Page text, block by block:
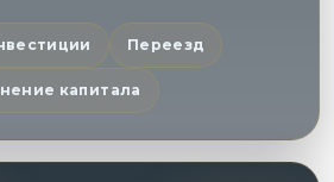
Переезд
капитала